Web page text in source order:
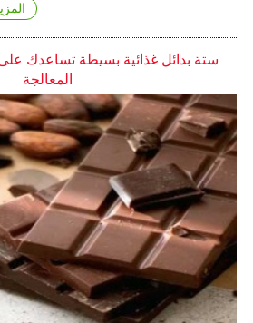
ستة بدائل غذائية بسيطة تساعدك
المعالجة